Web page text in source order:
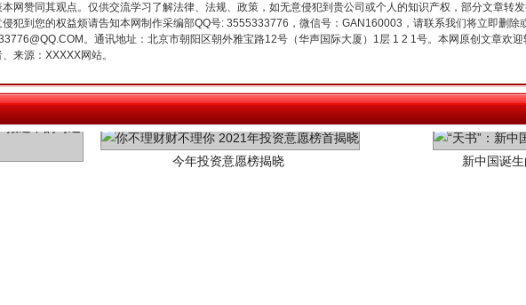
网赞同其观点。仅供交流学习了解法律、法规、政策，如无意侵犯到贵公司或个人的知识产权，部分文章转
犯到您的权益烦请告知本网制作采编部QQ号: 3555333776，微信号：GAN160003，请联系我们将立即删除
。通讯地址：北京市朝阳区朝外雅宝路12号（华声国际大厦）1层 1 2 1号。本网原创文章欢
来源：XXXXX网站。